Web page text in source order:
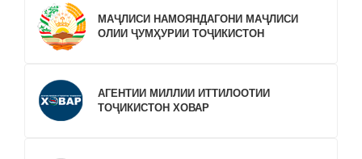
МАҶЛИСИ НАМОЯНДАГОНИ МАҶЛИСИ
ОЛИИ ҶУМҲУРИИ ТОҶИКИСТОН
АГЕНТИИ МИЛЛИИ ИТТИЛООТИИ
ТОҶИКИСТОН ХОВАР